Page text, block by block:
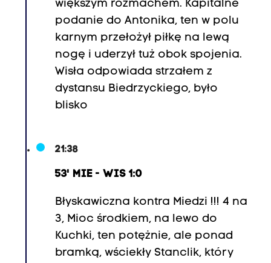
większym rozmachem. Kapitalne
podanie do Antonika, ten w polu
karnym przełożył piłkę na lewą
nogę i uderzył tuż obok spojenia.
Wisła odpowiada strzałem z
dystansu Biedrzyckiego, było
blisko
21:38
53' MIE - WIS 1:0
Błyskawiczna kontra Miedzi !!! 4 na
3, Mioc środkiem, na lewo do
Kuchki, ten potężnie, ale ponad
bramką, wściekły Stanclik, który